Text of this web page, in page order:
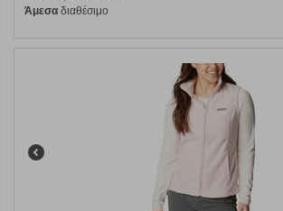
Άμεσα διαθέσιμο